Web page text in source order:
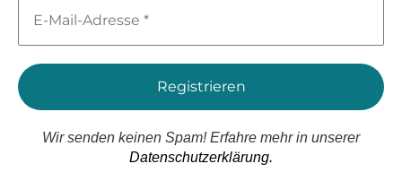
Mail-
*
Wir senden keinen Spam! Erfahre mehr in unserer
Datenschutzerklärung.